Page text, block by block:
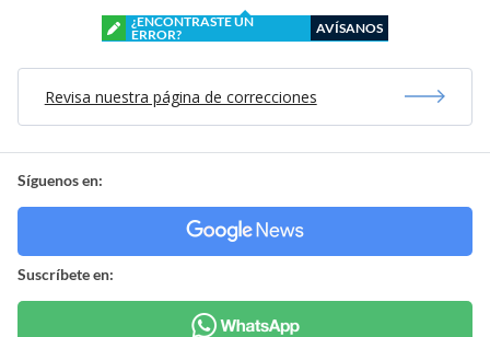
¿ENCONTRASTE UN
ERROR?
AVÍSANOS
Revisa nuestra página de correcciones
Síguenos en:
Suscríbete en: